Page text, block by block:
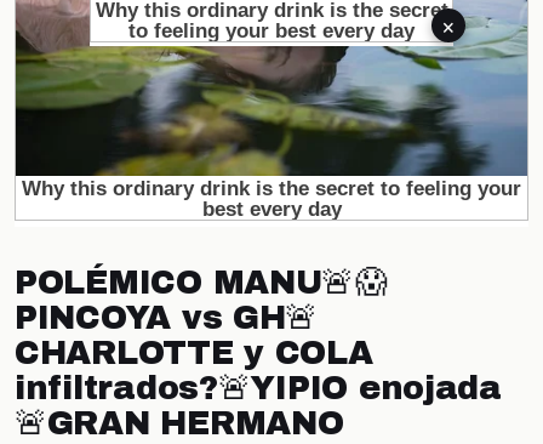
POLÉMICO MANU🚨😱
PINCOYA vs GH🚨
CHARLOTTE y COLA
infiltrados?🚨YIPIO enojada
🚨GRAN HERMANO
×